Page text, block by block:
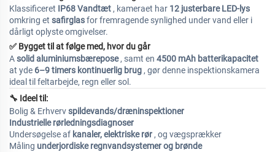
Klassificeret IP68 Vandtæt, kameraet har 12 justerbare LED-lys
omkring et safirglasfor fremragende synlighed under vand eller i
dårligt oplyste omgivelser.
✅ Bygget til at følge med, hvor du går
Asolid aluminiumsbærepose, samt en 4500 mAh batterikapacitet
at yde 6–9 timers kontinuerlig brug, gør denne inspektionskamera
ideal til feltarbejde, regn eller sol.
🔧 Ideel til:
Bolig & Erhvervspildevands/dræninspektioner
Industrielle rørledningsdiagnoser
Undersøgelse af kanaler, elektriske rør, og vægsprækker
Måling underjordiske regnvandsystemer og brønde